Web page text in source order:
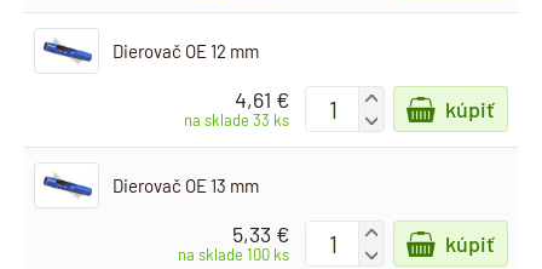
Dierovač OE 12 mm
4,61 €
na sklade 33 ks
+
-
kúpiť
Dierovač OE 13 mm
5,33 €
na sklade 100 ks
+
-
kúpiť